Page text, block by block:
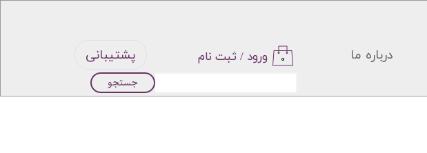
ورود / ثبت نام
حساب
درباره ما ۰ پشتیبانی
جستجو